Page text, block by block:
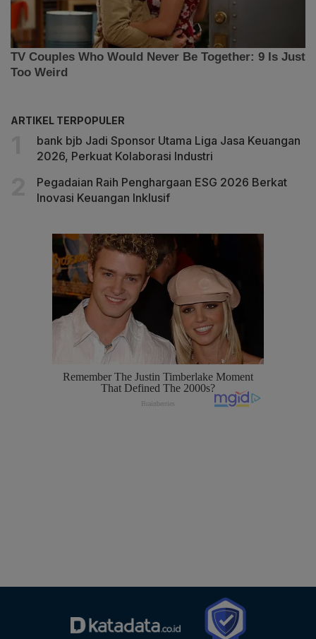
ARTIKEL TERPOPULER
bank bjb Jadi Sponsor Utama Liga Jasa Keuangan
2026, Perkuat Kolaborasi Industri
Pegadaian Raih Penghargaan ESG 2026 Berkat
Inovasi Keuangan Inklusif